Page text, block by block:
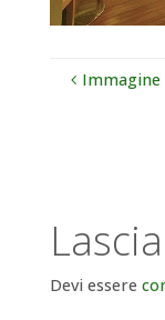
Immagine
Devi essere